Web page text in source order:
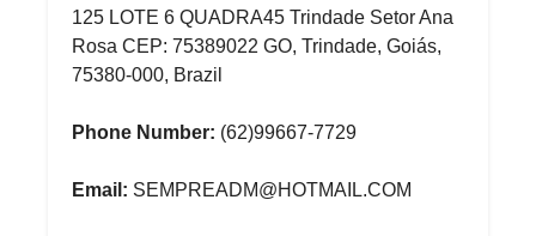
125 LOTE 6 QUADRA45 Trindade Setor Ana
Rosa CEP: 75389022 GO, Trindade, Goiás,
75380-000, Brazil
Phone Number: (62)99667-7729
Email: SEMPREADM@HOTMAIL.COM